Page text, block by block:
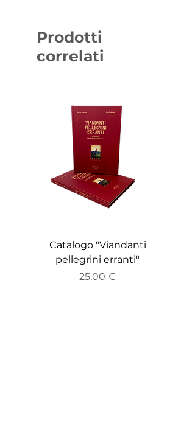
Prodotti
correlati
Catalogo "Viandanti
pellegrini erranti"
Prezzo
25,00 €